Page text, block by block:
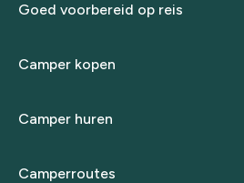
Goed voorbereid op reis
Camper kopen
Camper huren
Camperroutes